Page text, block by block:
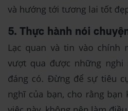
và hướng tới tương lai tốt
5. Thực hành nói
Lạc quan và tin vào chính
vượt qua được những nghi
đáng có. Đừng để sự tiêu
nghĩ của bạn, cho rằng